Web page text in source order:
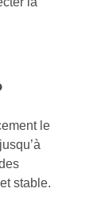
le
stable.